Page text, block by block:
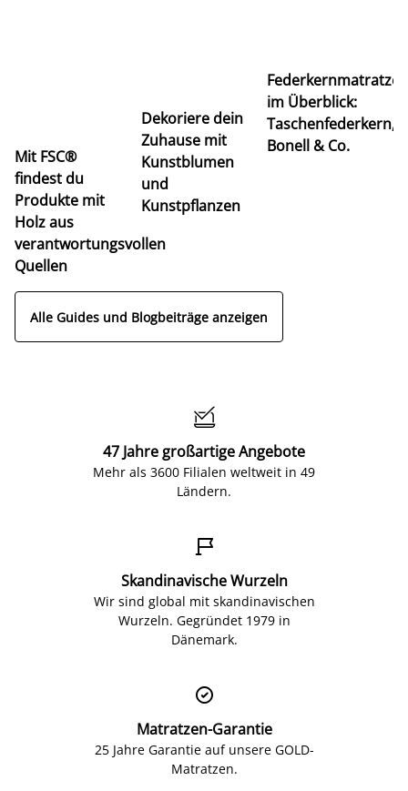
Mit FSC®
findest du
Produkte mit
Holz aus
verantwortungsvollen
Quellen
Dekoriere dein
Zuhause mit
Kunstblumen
und
Kunstpflanzen
im Überblick:
Taschenfederkern,
Bonell & Co.
Alle Guides und Blogbeiträge anzeigen

47 Jahre großartige Angebote
Mehr als 3600 Filialen weltweit in 49
Ländern.

Skandinavische Wurzeln
Wir sind global mit skandinavischen
Wurzeln. Gegründet 1979 in
Dänemark.

Matratzen-Garantie
25 Jahre Garantie auf unsere GOLD-
Matratzen.